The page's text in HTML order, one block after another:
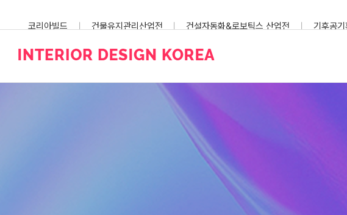
코리아빌드
건물유지관리산업전 건설자동화&로보틱스 산업전 기후공